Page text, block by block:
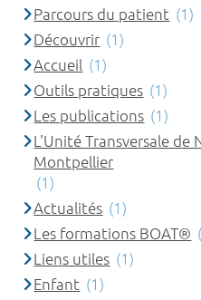
Parcours du patient (1)
Découvrir (1)
Accueil (1)
Outils pratiques (1)
Les publications (1)
L'Unité Transversale de
Montpellier
(1)
Actualités (1)
Les formations BOAT®
Liens utiles (1)
Enfant (1)